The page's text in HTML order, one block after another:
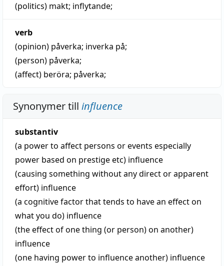
(politics) makt; inflytande;
verb
(opinion) påverka; inverka på;
(person) påverka;
(affect) beröra; påverka;
Synonymer till influence
substantiv
(a power to affect persons or events especially
power based on prestige etc) influence
(causing something without any direct or apparent
effort) influence
(a cognitive factor that tends to have an effect on
what you do) influence
(the effect of one thing (or person) on another)
influence
(one having power to influence another) influence